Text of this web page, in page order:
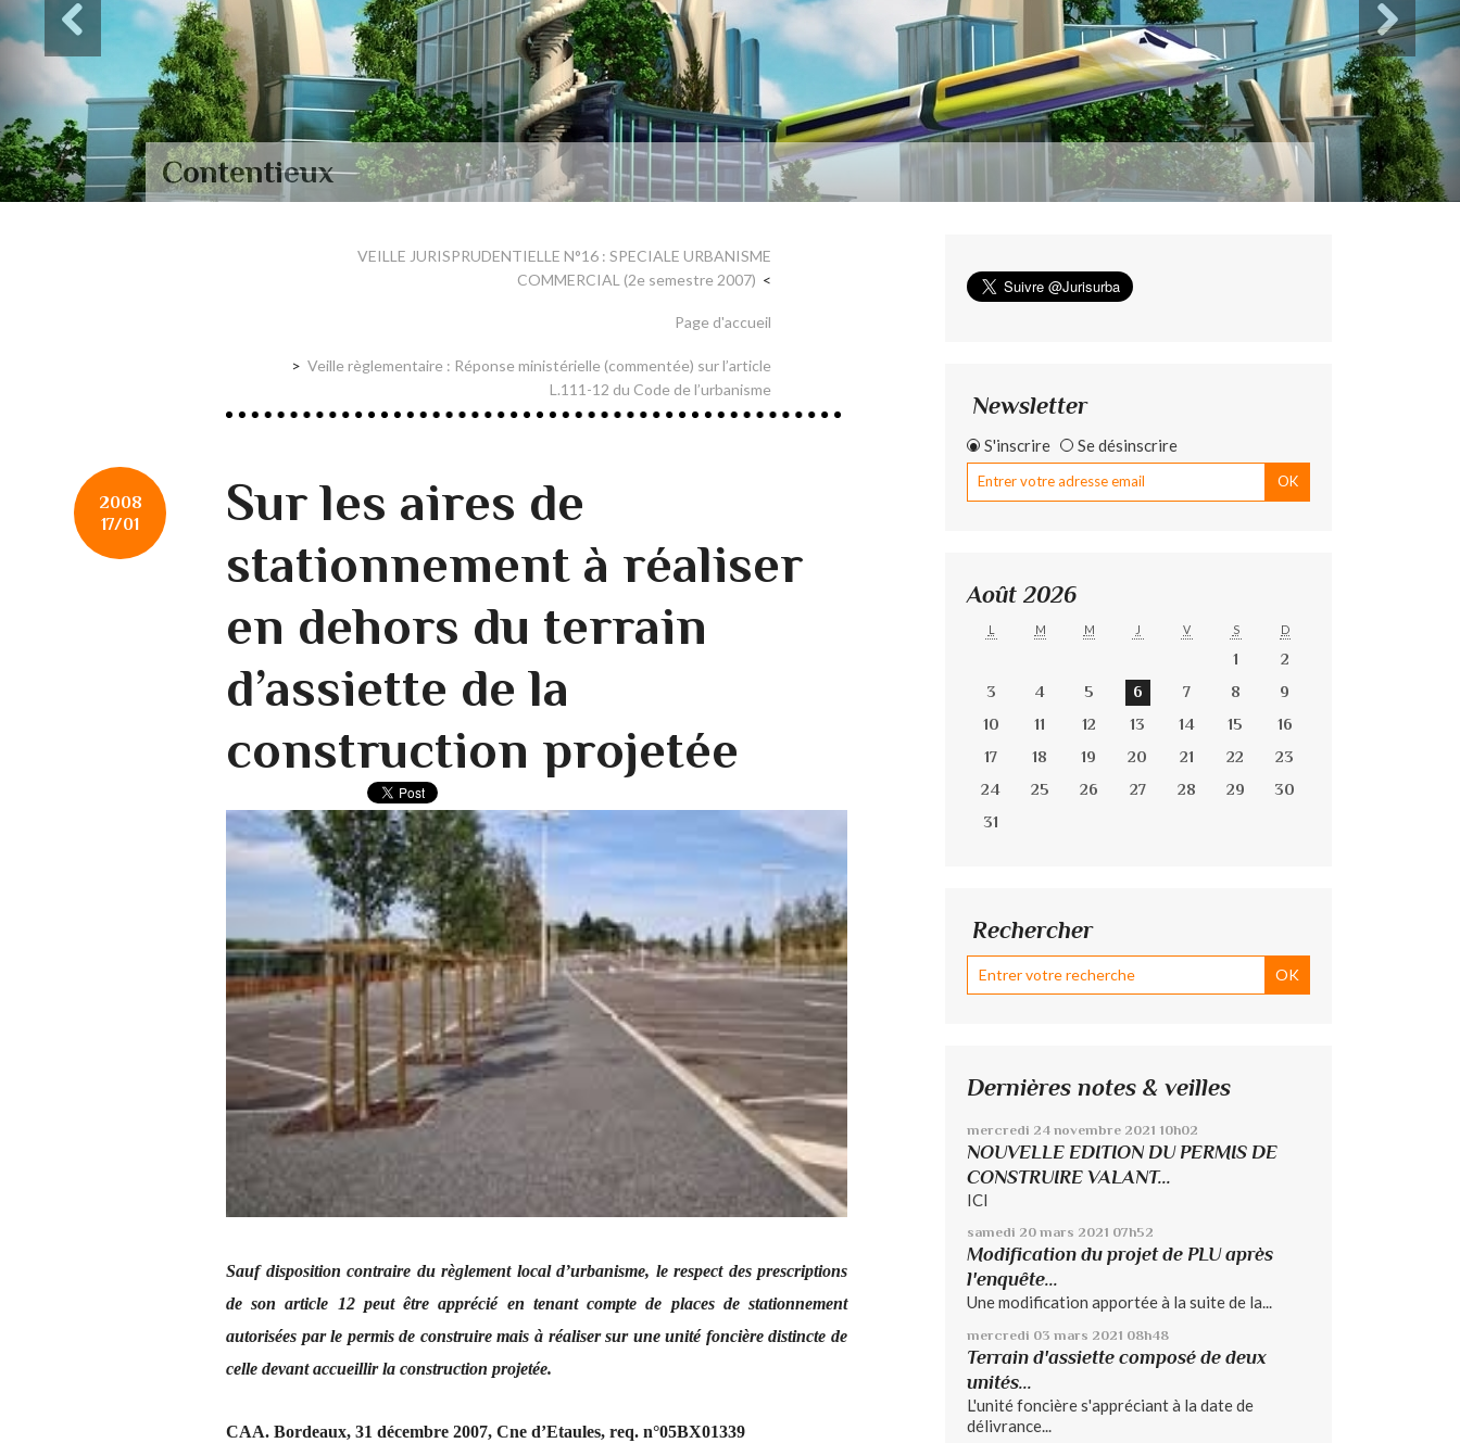
Contentieux
VEILLE JURISPRUDENTIELLE N°16 : SPECIALE URBANISME
COMMERCIAL (2e semestre 2007)
Page d'accueil
Veille règlementaire : Réponse ministérielle (commentée) sur l’article
L.111-12 du Code de l’urbanisme
2008
17/01
Sur les aires de
stationnement à réaliser
en dehors du terrain
d’assiette de la
construction projetée
Sauf disposition contraire du règlement local d’urbanisme, le respect des prescriptions
de son article 12 peut être apprécié en tenant compte de places de stationnement
autorisées par le permis de construire mais à réaliser sur une unité foncière distincte de
celle devant accueillir la construction projetée.
CAA. Bordeaux, 31 décembre 2007, Cne d’Etaules, req. n°05BX01339
Newsletter
S'inscrire Se désinscrire
Août 2026
L M M J V S D
1
2
3
4 5 6 7 8
9
10
11 12 13 14 15
16
17
18 19 20 21 22
23
24
25 26 27 28 29
30
31
Rechercher
Dernières notes & veilles
mercredi 24 novembre 2021 10h02
NOUVELLE EDITION DU PERMIS DE
CONSTRUIRE VALANT...
ICI
samedi 20 mars 2021 07h52
Modification du projet de PLU après
l'enquête...
Une modification apportée à la suite de la...
mercredi 03 mars 2021 08h48
Terrain d'assiette composé de deux
unités...
L'unité foncière s'appréciant à la date de
délivrance...